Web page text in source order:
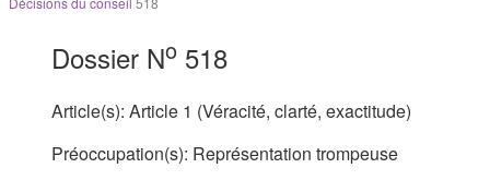
Dossier No518
Article(s): Article 1 (Véracité, clarté, exactitude)
Préoccupation(s): Représentation trompeuse